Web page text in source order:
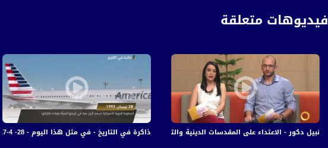
فيديوهات متعلقة
ذاكرة في التاريخ - في مثل هذا اليوم - 28- 4-2017 - قناة مساواة الفضائية
نبيل دكور - الاعتداء على المقدسات الدينية والتراثية في بئر السبع - #صباحنا_غير-18-5-2016- مساواة